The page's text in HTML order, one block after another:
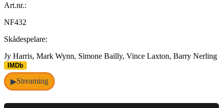
Art.nr.:
NF432
Skådespelare:
Jy Harris, Mark Wynn, Simone Bailly, Vince Laxton, Barry Nerling
IMDb
▶Streaming